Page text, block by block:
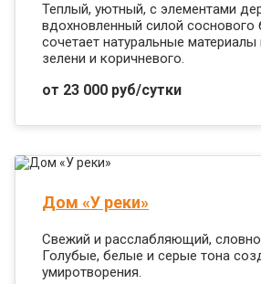
Теплый, уютный, с элементами
вдохновленный силой соснового
сочетает натуральные материалы
зелени и коричневого.
от 23 000 руб/сутки
Дом «У реки»
Свежий и расслабляющий,
Голубые, белые и серые тона
умиротворения.